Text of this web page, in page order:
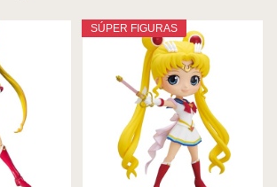
SÚPER FIGURAS